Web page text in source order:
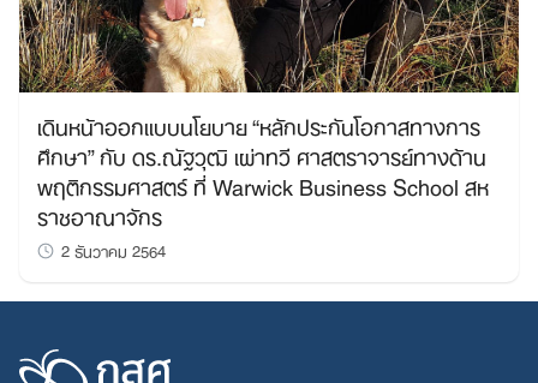
เดินหน้าออกแบบนโยบาย “หลักประกันโอกาสทางการ
ศึกษา” กับ ดร.ณัฐวุฒิ เผ่าทวี ศาสตราจารย์ทางด้าน
พฤติกรรมศาสตร์ ที่ Warwick Business School สห
ราชอาณาจักร
2 ธันวาคม 2564